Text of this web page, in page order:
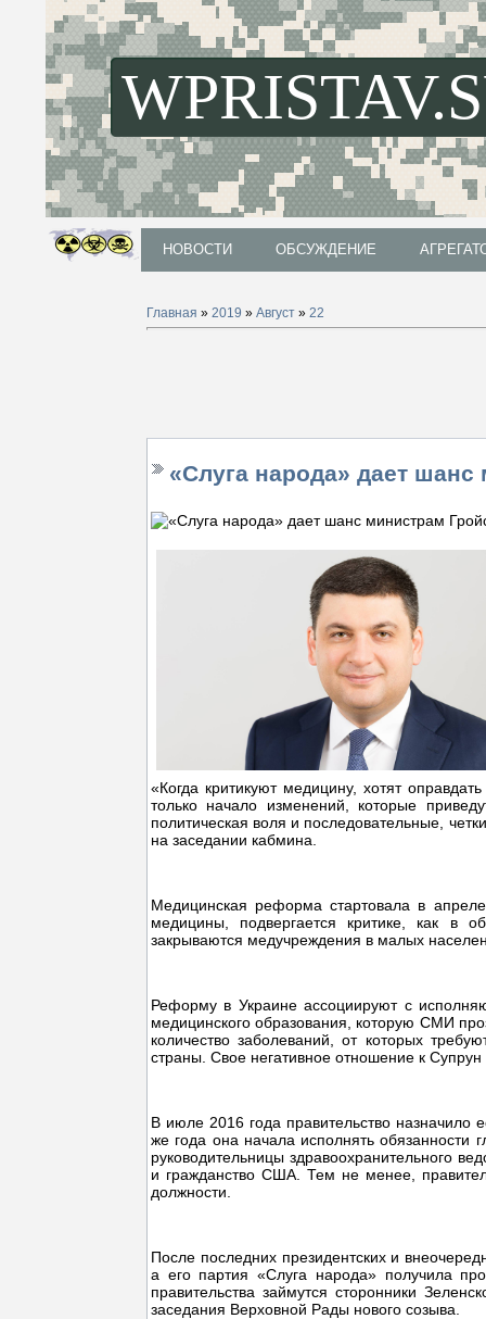
НОВОСТИ ОБСУЖДЕНИЕ
Главная » 2019 » Август » 22
«Слуга народа» дает
«Когда критикуют медицину, хотят
только начало изменений, которые
политическая воля и последовательные,
на заседании кабмина.
Медицинская реформа стартовала в
медицины, подвергается критике, как в
закрываются медучреждения в малых
Реформу в Украине ассоциируют с
медицинского образования, которую СМИ
количество заболеваний, от которых
страны. Свое негативное отношение к
В июле 2016 года правительство назначило
же года она начала исполнять обязанности
руководительницы здравоохранительного
и гражданство США. Тем не менее,
должности.
После последних президентских и
а его партия «Слуга народа» получила
правительства займутся сторонники
заседания Верховной Рады нового созыва.